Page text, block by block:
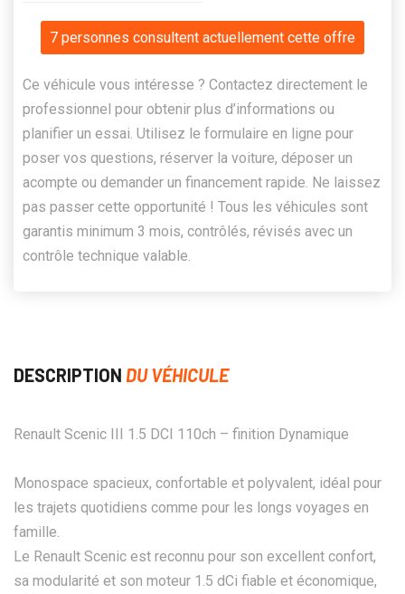
7 personnes consultent actuellement cette offre
Ce véhicule vous intéresse ? Contactez directement le
professionnel pour obtenir plus d’informations ou
planifier un essai. Utilisez le formulaire en ligne pour
poser vos questions, réserver la voiture, déposer un
acompte ou demander un financement rapide. Ne laissez
pas passer cette opportunité ! Tous les véhicules sont
garantis minimum 3 mois, contrôlés, révisés avec un
contrôle technique valable.
DESCRIPTION DU VÉHICULE
Renault Scenic III 1.5 DCI 110ch – finition Dynamique
Monospace spacieux, confortable et polyvalent, idéal pour
les trajets quotidiens comme pour les longs voyages en
famille.
Le Renault Scenic est reconnu pour son excellent confort,
sa modularité et son moteur 1.5 dCi fiable et économique,